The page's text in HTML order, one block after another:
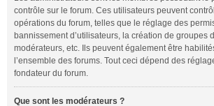
contrôle sur le forum. Ces utilisateurs peuvent
opérations du forum, telles que le réglage des
bannissement d’utilisateurs, la création de groupes
modérateurs, etc. Ils peuvent également être
l’ensemble des forums. Tout ceci dépend des
fondateur du forum.
Que sont les modérateurs ?